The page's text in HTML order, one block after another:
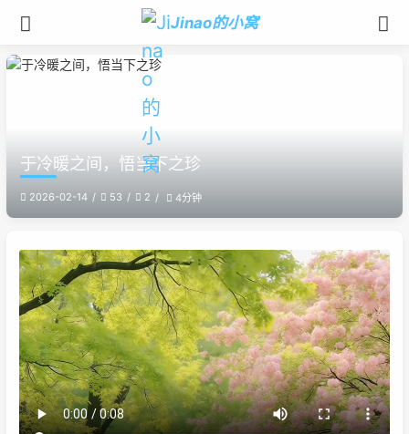
Jinao的小窝
于冷暖之间，悟当下之珍
2026-02-14 53 2 4分钟